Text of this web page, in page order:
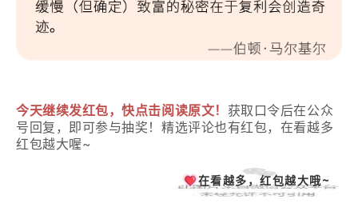
今天继续发红包，快点击阅读原文！ 获取口令后在公众
号回复，即可参与抽奖！精选评论也有红包，在看越多
红包越大喔~
在看越多，红包越大哦~